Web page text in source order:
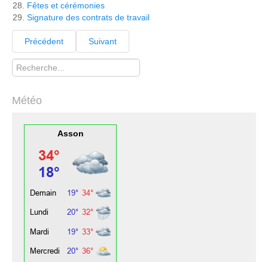
Fêtes et cérémonies
Signature des contrats de travail
Précédent
Suivant
Rechercher
Météo
Asson